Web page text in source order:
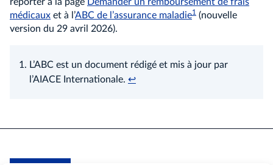
médicaux et à l’ABC de l’assurance maladie1 (nouvelle
version du 29 avril 2026).
L’ABC est un document rédigé et mis à jour par
l’AIACE Internationale. ↩︎